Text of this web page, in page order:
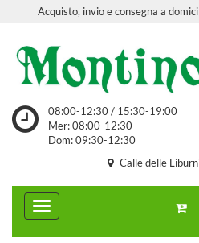
Acquisto, invio e consegna a
08:00-12:30 / 15:30-19:00
Mer: 08:00-12:30
Dom: 09:30-12:30
Calle delle